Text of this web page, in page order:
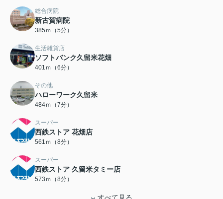
総合病院
新古賀病院
385ｍ（5分）
生活雑貨店
ソフトバンク久留米花畑
401ｍ（6分）
その他
ハローワーク久留米
484ｍ（7分）
スーパー
西鉄ストア 花畑店
561ｍ（8分）
スーパー
西鉄ストア 久留米タミー店
573ｍ（8分）